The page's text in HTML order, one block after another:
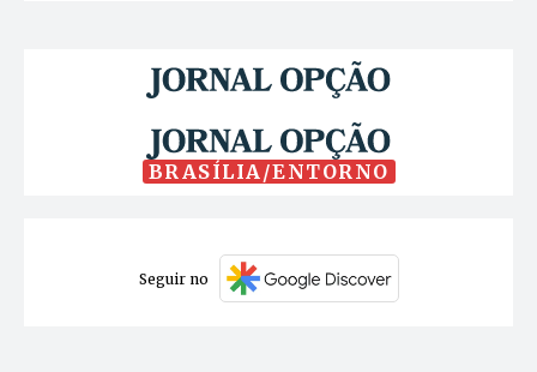
BRASÍLIA/ENTORNO
Seguir no